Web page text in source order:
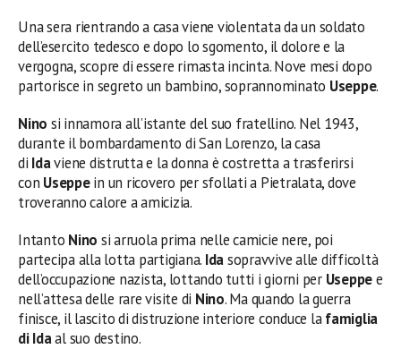
Una sera rientrando a casa viene violentata da un soldato
dell’esercito tedesco e dopo lo sgomento, il dolore e la
vergogna, scopre di essere rimasta incinta. Nove mesi dopo
partorisce in segreto un bambino, soprannominato Useppe.
Nino si innamora all’istante del suo fratellino. Nel 1943,
durante il bombardamento di San Lorenzo, la casa
di Idaviene distrutta e la donna è costretta a trasferirsi
con Useppein un ricovero per sfollati a Pietralata, dove
troveranno calore a amicizia.
Intanto Nino si arruola prima nelle camicie nere, poi
partecipa alla lotta partigiana. Idasopravvive alle difficoltà
dell’occupazione nazista, lottando tutti i giorni per Useppee
nell’attesa delle rare visite di Nino. Ma quando la guerra
finisce, il lascito di distruzione interiore conduce lafamiglia
di Idaal suo destino.